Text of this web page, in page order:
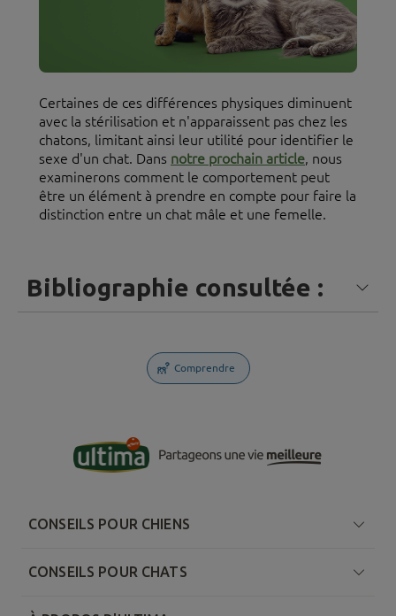
Certaines de ces différences physiques diminuent
avec la stérilisation et n'apparaissent pas chez les
chatons, limitant ainsi leur utilité pour identifier le
sexe d'un chat. Dans notre prochain article, nous
examinerons comment le comportement peut
être un élément à prendre en compte pour faire la
distinction entre un chat mâle et une femelle.
Bibliographie consultée :
Comprendre
CONSEILS POUR CHIENS
CONSEILS POUR CHATS